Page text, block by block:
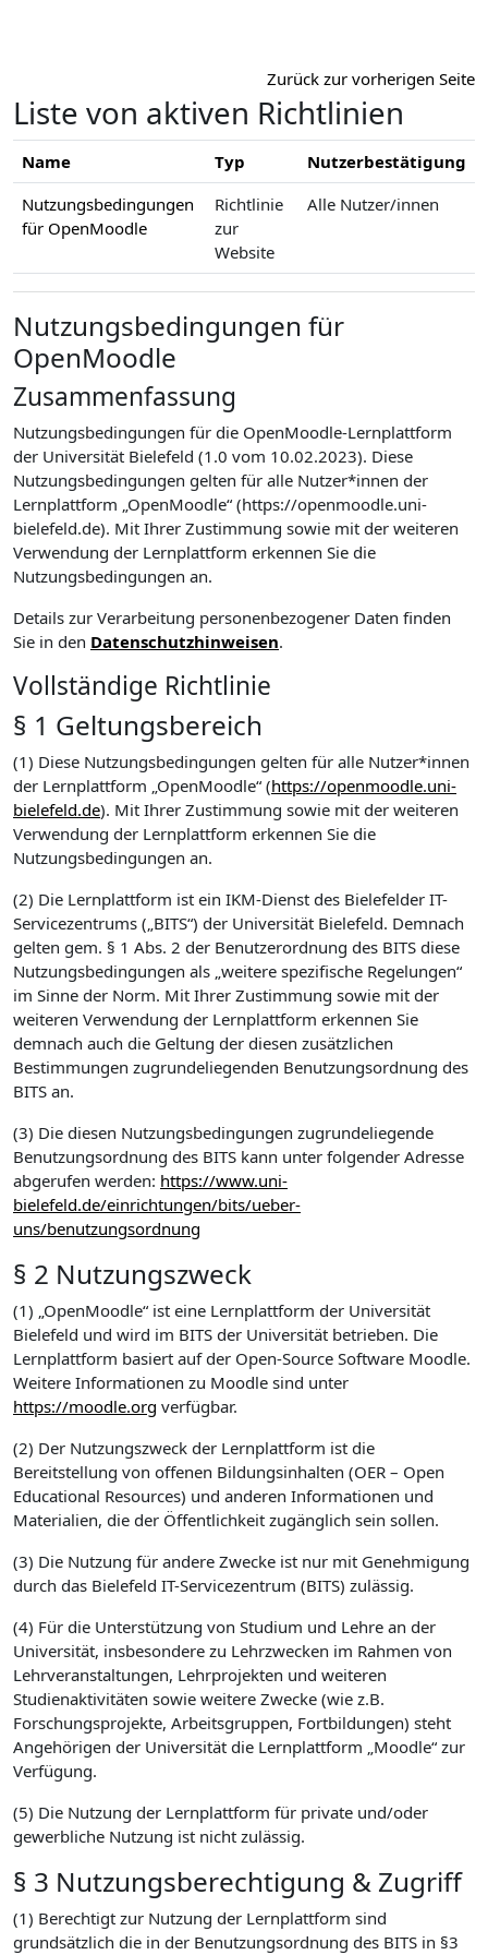
Zurück zur vorherigen Seite
Liste von aktiven Richtlinien
Name Typ
Nutzerbestätigung
Nutzungsbedingungen
für OpenMoodle
Richtlinie
zur
Website
Alle Nutzer/innen
Nutzungsbedingungen für
OpenMoodle
Zusammenfassung
Nutzungsbedingungen für die OpenMoodle-Lernplattform
der Universität Bielefeld (1.0 vom 10.02.2023). Diese
Nutzungsbedingungen gelten für alle Nutzer*innen der
Lernplattform „OpenMoodle“ (https://openmoodle.uni-
bielefeld.de). Mit Ihrer Zustimmung sowie mit der weiteren
Verwendung der Lernplattform erkennen Sie die
Nutzungsbedingungen an.
Details zur Verarbeitung personenbezogener Daten finden
Sie in den Datenschutzhinweisen.
Vollständige Richtlinie
§ 1 Geltungsbereich
(1) Diese Nutzungsbedingungen gelten für alle Nutzer*innen
der Lernplattform „OpenMoodle“ (https://openmoodle.uni-
bielefeld.de). Mit Ihrer Zustimmung sowie mit der weiteren
Verwendung der Lernplattform erkennen Sie die
Nutzungsbedingungen an.
(2) Die Lernplattform ist ein IKM-Dienst des Bielefelder IT-
Servicezentrums („BITS“) der Universität Bielefeld. Demnach
gelten gem. § 1 Abs. 2 der Benutzerordnung des BITS diese
Nutzungsbedingungen als „weitere spezifische Regelungen“
im Sinne der Norm. Mit Ihrer Zustimmung sowie mit der
weiteren Verwendung der Lernplattform erkennen Sie
demnach auch die Geltung der diesen zusätzlichen
Bestimmungen zugrundeliegenden Benutzungsordnung des
BITS an.
(3) Die diesen Nutzungsbedingungen zugrundeliegende
Benutzungsordnung des BITS kann unter folgender Adresse
abgerufen werden: https://www.uni-
bielefeld.de/einrichtungen/bits/ueber-
uns/benutzungsordnung
§ 2 Nutzungszweck
(1) „OpenMoodle“ ist eine Lernplattform der Universität
Bielefeld und wird im BITS der Universität betrieben. Die
Lernplattform basiert auf der Open-Source Software Moodle.
Weitere Informationen zu Moodle sind unter
https://moodle.org verfügbar.
(2) Der Nutzungszweck der Lernplattform ist die
Bereitstellung von offenen Bildungsinhalten (OER – Open
Educational Resources) und anderen Informationen und
Materialien, die der Öffentlichkeit zugänglich sein sollen.
(3) Die Nutzung für andere Zwecke ist nur mit Genehmigung
durch das Bielefeld IT-Servicezentrum (BITS) zulässig.
(4) Für die Unterstützung von Studium und Lehre an der
Universität, insbesondere zu Lehrzwecken im Rahmen von
Lehrveranstaltungen, Lehrprojekten und weiteren
Studienaktivitäten sowie weitere Zwecke (wie z.B.
Forschungsprojekte, Arbeitsgruppen, Fortbildungen) steht
Angehörigen der Universität die Lernplattform „Moodle“ zur
Verfügung.
(5) Die Nutzung der Lernplattform für private und/oder
gewerbliche Nutzung ist nicht zulässig.
§ 3 Nutzungsberechtigung & Zugriff
(1) Berechtigt zur Nutzung der Lernplattform sind
grundsätzlich die in der Benutzungsordnung des BITS in §3